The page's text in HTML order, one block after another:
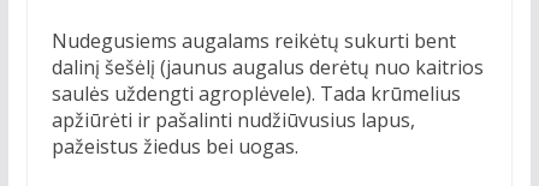
Nudegusiems augalams reikėtų sukurti bent
dalinį šešėlį (jaunus augalus derėtų nuo kaitrios
saulės uždengti agroplėvele). Tada krūmelius
apžiūrėti ir pašalinti nudžiūvusius lapus,
pažeistus žiedus bei uogas.